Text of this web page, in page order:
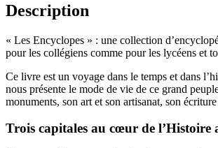
Description
« Les Encyclopes » : une collection
pour les collégiens comme pour les lycéens et
Ce livre est un voyage dans le temps et dans
nous présente le mode de vie de ce grand
monuments, son art et son artisanat, son
Trois capitales au cœur de l’Histoire